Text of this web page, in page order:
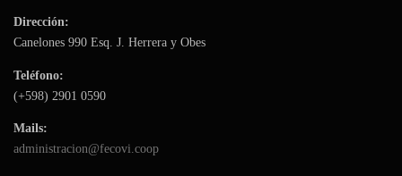
Dirección:
Canelones 990 Esq. J. Herrera y Obes
Teléfono:
(+598) 2901 0590
Mails:
administracion@fecovi.coop